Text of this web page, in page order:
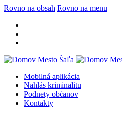
Rovno na obsah Rovno na menu
Mobilná aplikácia
Nahlás kriminalitu
Podnety občanov
Kontakty